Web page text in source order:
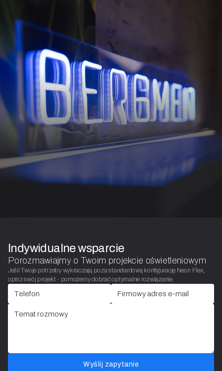
Indywidualne wsparcie
Porozmawiajmy o Twoim projekcie oświetleniowym
Jeśli Twoje potrzeby wykraczają poza standardową konfigurację Neon Flex,
opisz swój projekt - pomożemy dobrać optymalne rozwiązanie.
Wyślij zapytanie